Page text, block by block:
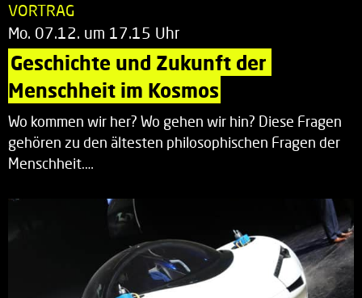
VORTRAG
Mo. 07.12. um 17.15 Uhr
Geschichte und Zukunft der
Menschheit im Kosmos
Wo kommen wir her? Wo gehen wir hin? Diese Fragen
gehören zu den ältesten philosophischen Fragen der
Menschheit.…